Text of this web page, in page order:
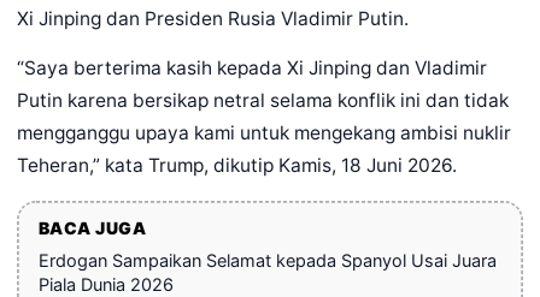
Xi Jinping dan Presiden Rusia Vladimir Putin.
“Saya berterima kasih kepada Xi Jinping dan Vladimir
Putin karena bersikap netral selama konflik ini dan tidak
mengganggu upaya kami untuk mengekang ambisi nuklir
Teheran,” kata Trump, dikutip Kamis, 18 Juni 2026.
BACA JUGA
Erdogan Sampaikan Selamat kepada Spanyol Usai Juara
Piala Dunia 2026